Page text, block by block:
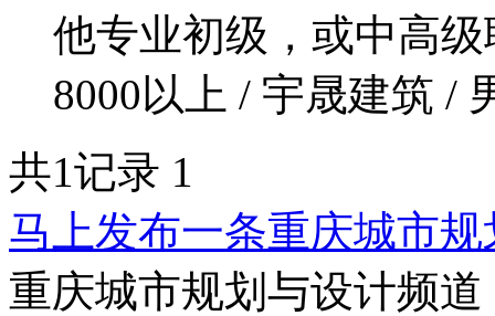
他专业初级，或中高
8000以上 / 宇晟建筑 /
共1记录 1
马上发布一条重庆城市
重庆城市规划与设计频道